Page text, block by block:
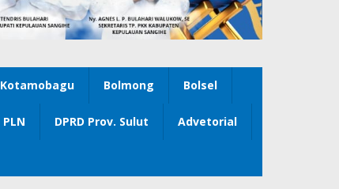
Kotamobagu Bolmong Bolsel
PLN DPRD Prov. Sulut Advetorial